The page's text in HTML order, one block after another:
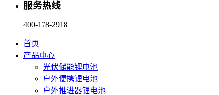
服务热线
400-178-2918
首页
产品中心
光伏储能锂电池
户外便携锂电池
户外推进器锂电池